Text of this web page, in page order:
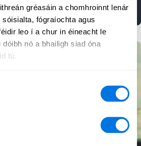
gréasáin a chomhroinnt lenár
fógraíochta agus
leo í a chur in éineacht le
nó a bhailigh siad óna
tú.
Fuaim